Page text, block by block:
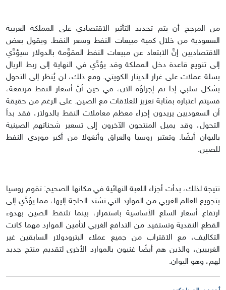
من المرجح أن يتم تحديد التأثير الاقتصادي على المملكة العربية
السعودية من خلال كمية مبيعات النفط وسعر النفط. ويقول بعض
الاقتصاديين إنَّ الابتعاد عن مبيعات النفط المقوَّمة بالدولار سيؤدَّي
إلى تنويع قاعدة دخل المملكة وقد يؤدَّي في النهاية إلى ربط الريال
بسلة عملات على غرار الدينار الكويتي. ومع ذلك، لن يُنظر إلى التحول
بشكل سلبي إذا تم إجراؤه الآن، في حين أنَّ أسعار النفط مرتفعة،
فسيتم اعتباره بمثابة تعزيز للعلاقات مع الصين. على الرغم من حقيقة
أن السعوديين يريدون إجراء معظم معاملات النفط بالدولار، فقد بدأ
التحول، وقد يميل المنتجون الآخرون إلى تسعير شحناتهم الصينية
باليوان أيضًا. وتعتبر روسيا والعراق وأنغولا من أكبر موردي النفط
للصين.
نتيجة لذلك، بدأت أجزاء اللعبة النهائية في مكانها الصحيح: تقوم روسيا
بتجويع العالم الغربي من الموارد التي تشتد الحاجة إليها، مما يؤدَّي إلى
ارتفاع أسعار السلع الأساسية باستمرار، بينما تلتقط الصين بهدوء
القطع النقدية وتستفيد من التدافع الغربي لتأمين الموارد مهما كانت
التكاليف، مع الاقتراب من جميع عملاء البترودولار السابقين غير
الغربيين، والذين هم أيضًا غنيون بالموارد الأخرى لتقديم منتج جديد
لهم، وهو اليوان.